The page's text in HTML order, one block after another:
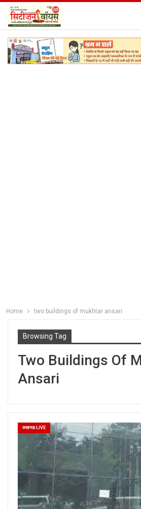
Home two buildings of mukhtar ansari
Browsing Tag
Two Buildings Of
Ansari
लखनऊ LIVE